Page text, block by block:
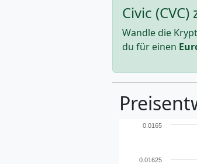
Civic
Wandle die
du für einen
0.01625
0.0165